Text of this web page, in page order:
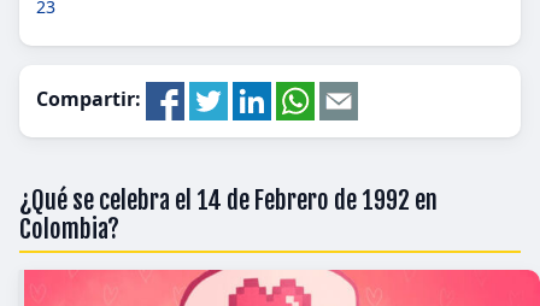
23
Compartir:
¿Qué se celebra el 14 de Febrero de 1992 en
Colombia?